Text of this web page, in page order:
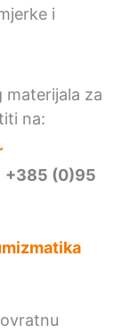
i
materijala za
na:
+385 (0)95